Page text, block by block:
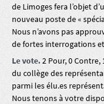
de Limoges fera l’objet
nouveau poste de «
Nous n’avons pas
de fortes interrogations
Le vote.2 Pour, 0
du collège des
parmi les élu.es
Nous tenons à votre